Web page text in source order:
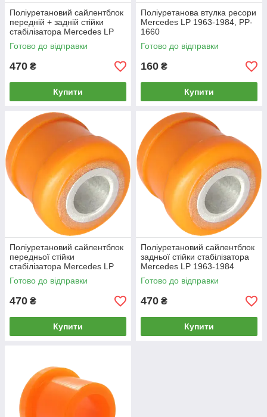
Поліуретановий cайлентблок
передній + задній стійки
стабілізатора Mercedes LP
1963-1984, PP-1214
Готово до відправки
470 ₴
Купити
Поліуретанова втулка ресори
Mercedes LP 1963-1984, PP-
1660
Готово до відправки
160 ₴
Купити
Поліуретановий cайлентблок
передньої стійки
стабілізатора Merсedes LP
1963-1984
Готово до відправки
470 ₴
Купити
Поліуретановий cайлентблок
задньої стійки стабілізатора
Merсedes LP 1963-1984
Готово до відправки
470 ₴
Купити